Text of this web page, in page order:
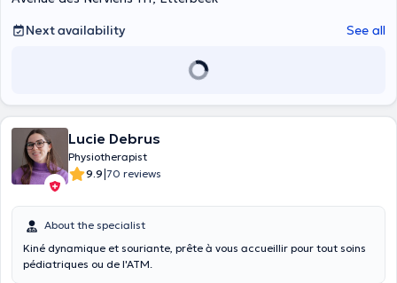
Next availability
See all
Lucie Debrus
Physiotherapist
9.9|70 reviews
About the specialist
Kiné dynamique et souriante, prête à vous accueillir pour tout soins
pédiatriques ou de l'ATM.